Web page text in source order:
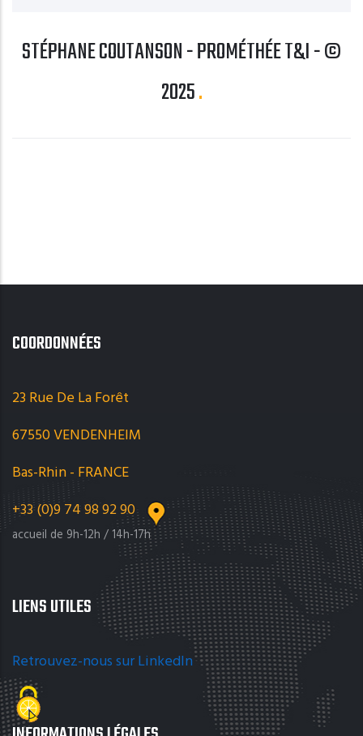
STÉPHANE COUTANSON - PROMÉTHÉE T&I - ©
2025
COORDONNÉES
23 Rue De La Forêt
67550 VENDENHEIM
Bas-Rhin - FRANCE
+33 (0)9 74 98 92 90
accueil de 9h-12h / 14h-17h
LIENS UTILES
Retrouvez-nous sur LinkedIn